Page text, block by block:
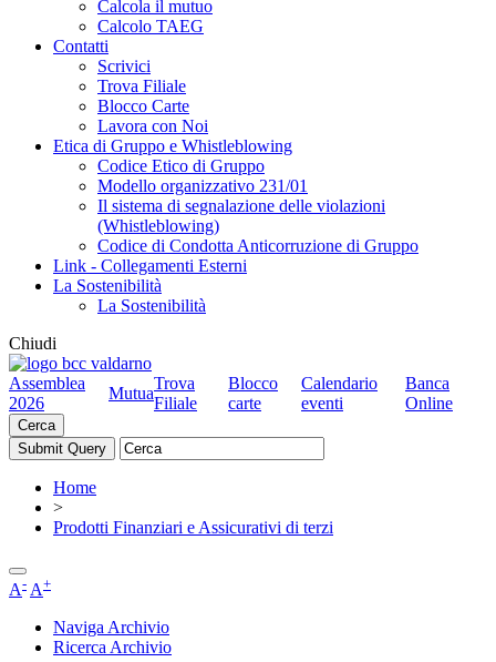
Calcola il mutuo
Calcolo TAEG
Contatti
Scrivici
Trova Filiale
Blocco Carte
Lavora con Noi
Etica di Gruppo e Whistleblowing
Codice Etico di Gruppo
Modello organizzativo 231/01
Il sistema di segnalazione delle violazioni
(Whistleblowing)
Codice di Condotta Anticorruzione di Gruppo
Link - Collegamenti Esterni
La Sostenibilità
La Sostenibilità
Chiudi
Assemblea
2026
Mutua
Trova
Filiale
Blocco
carte
Calendario
eventi
Banca
Online
Cerca
Home
>
Prodotti Finanziari e Assicurativi di terzi
A- A+
Naviga Archivio
Ricerca Archivio